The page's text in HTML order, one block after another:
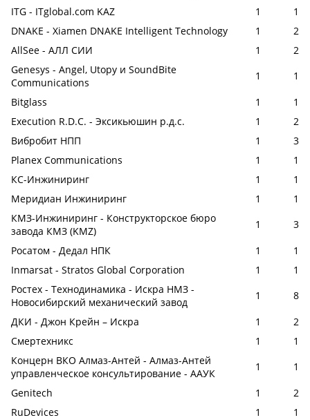
ITG - ITglobal.com KAZ
1
1
DNAKE - Xiamen DNAKE Intelligent Technology
1
2
AllSee - АЛЛ СИИ
1
2
Genesys - Angel, Utopy и SoundBite
Communications
1
1
Bitglass
1
1
Execution R.D.C. - Эксикьюшин р.д.с.
1
2
Вибробит НПП
1
3
Planex Communications
1
1
КС-Инжиниринг
1
1
Меридиан Инжиниринг
1
1
КМЗ-Инжиниринг - Конструкторское бюро
завода КМЗ (KMZ)
1
3
Росатом - Дедал НПК
1
1
Inmarsat - Stratos Global Corporation
1
1
Ростех - Технодинамика - Искра НМЗ -
Новосибирский механический завод
1
8
ДКИ - Джон Крейн – Искра
1
2
Смертехникс
1
1
Концерн ВКО Алмаз-Антей - Алмаз-Антей
управленческое консультирование - ААУК
1
1
Genitech
1
2
RuDevices
1
1